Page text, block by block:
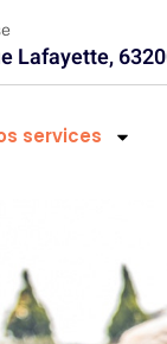
Lafayette,
services